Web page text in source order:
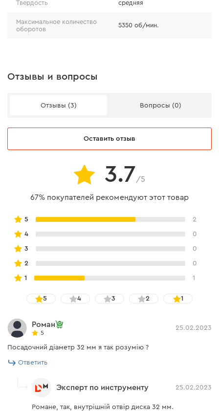
Твердость средняя
Максимальное количество
оборотов
5350 об/мин.
Отзывы и вопросы
Отзывы (3) Вопросы (0)
Оставить отзыв
3.7/5
67% покупателей рекомендуют этот товар
5 2
4 0
3 0
2 0
1 1
5 4 3 2 1
Роман
5
25.02.2023
Посадочний діаметр 32 мм я так розумію ?
Ответить
Эксперт по инструменту 25.02.2023
Романе, так, внутрішній отвір диска 32 мм.